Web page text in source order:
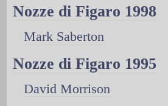
Nozze di Figaro 1998
Mark Saberton
Nozze di Figaro 1995
David Morrison